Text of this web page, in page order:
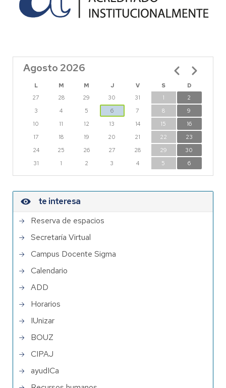
Agosto 2026
L M M J V S
D
27
28 29 30 31 1
2
3
4 5 6 7 8
9
10
11 12 13 14 15
16
17
18 19 20 21 22
23
24
25 26 27 28 29
30
31
1 2 3 4 5 6
Paginación
te interesa
Reserva de espacios
Secretaría Virtual
Campus Docente Sigma
Calendario
ADD
Horarios
IUnizar
BOUZ
CIPAJ
ayudICa